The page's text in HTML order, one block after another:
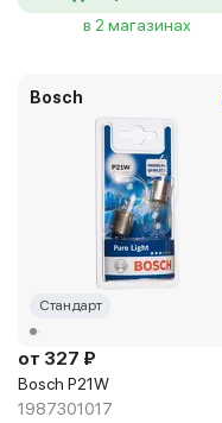
в 2 магазинах
Bosch
Стандарт
от 327 ₽
Bosch P21W
1987301017